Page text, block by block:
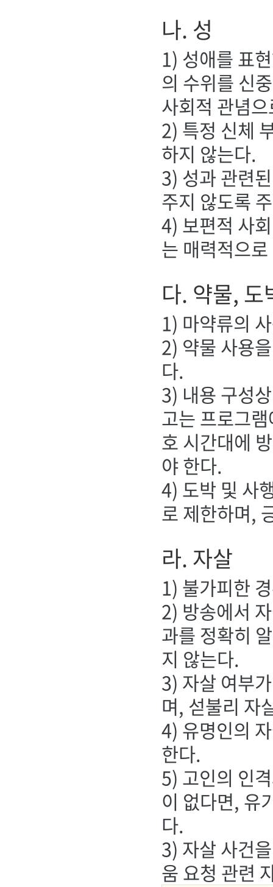
나. 성
1) 성애를 표
의 수위를 신
사회적 관념
2) 특정 신체
하지 않는다.
3) 성과 관련
주지 않도록
4) 보편적 사
는 매력적으
다. 약물, 도
1) 마약류의
2) 약물 사용
다.
3) 내용 구성
고는 프로그
호 시간대에
야 한다.
4) 도박 및 사
로 제한하며,
라. 자살
1) 불가피한
2) 방송에서
과를 정확히
지 않는다.
3) 자살 여부
며, 섣불리 자
4) 유명인의
한다.
5) 고인의 인
이 없다면, 유
다.
3) 자살 사건
움 요청 관련